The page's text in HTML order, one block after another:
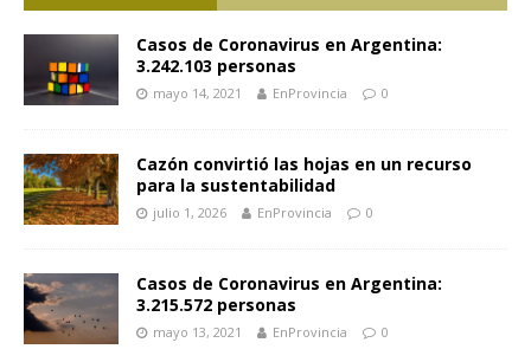
Casos de Coronavirus en Argentina:
3.242.103 personas
mayo 14, 2021 EnProvincia 0
Cazón convirtió las hojas en un recurso
para la sustentabilidad
julio 1, 2026 EnProvincia 0
Casos de Coronavirus en Argentina:
3.215.572 personas
mayo 13, 2021 EnProvincia 0